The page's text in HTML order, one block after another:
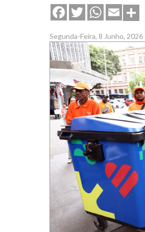
FacebookTwitterWhatsApp
Email
Segunda-Feira, 8 Junho, 2026